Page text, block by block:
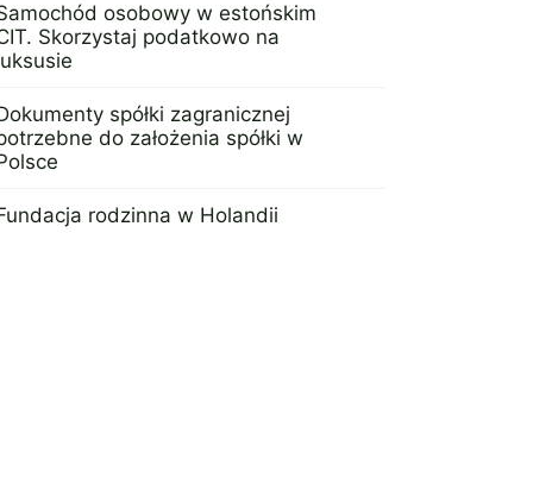
osobowy w estońskim
Skorzystaj podatkowo na
spółki zagranicznej
do założenia spółki w
rodzinna w Holandii